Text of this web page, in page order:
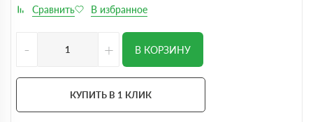
- + В КОРЗИНУ
КУПИТЬ В 1 КЛИК